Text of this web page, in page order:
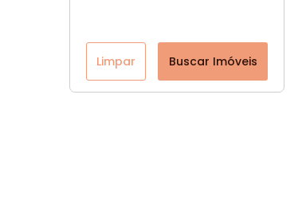
Limpar Buscar Imóveis